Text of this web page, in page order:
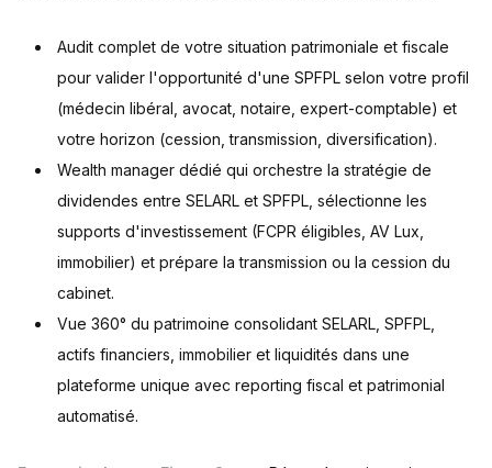
Audit complet de votre situation patrimoniale et fiscale
pour valider l'opportunité d'une SPFPL selon votre profil
(médecin libéral, avocat, notaire, expert-comptable) et
votre horizon (cession, transmission, diversification).
Wealth manager dédié qui orchestre la stratégie de
dividendes entre SELARL et SPFPL, sélectionne les
supports d'investissement (FCPR éligibles, AV Lux,
immobilier) et prépare la transmission ou la cession du
cabinet.
Vue 360° du patrimoine consolidant SELARL, SPFPL,
actifs financiers, immobilier et liquidités dans une
plateforme unique avec reporting fiscal et patrimonial
automatisé.